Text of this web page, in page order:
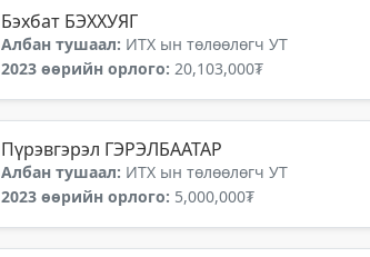
Бэхбат БЭХХУЯГ
Албан тушаал: ИТХ ын төлөөлөгч УТ
2023 өөрийн орлого: 20,103,000₮
Пүрэвгэрэл ГЭРЭЛБААТАР
Албан тушаал: ИТХ ын төлөөлөгч УТ
2023 өөрийн орлого: 5,000,000₮